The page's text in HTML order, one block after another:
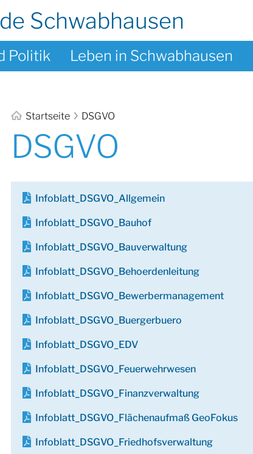
Schwabhausen
Politik Leben in Schwabhausen
Startseite DSGVO
DSGVO
Infoblatt_DSGVO_Allgemein
Infoblatt_DSGVO_Bauhof
Infoblatt_DSGVO_Bauverwaltung
Infoblatt_DSGVO_Behoerdenleitung
Infoblatt_DSGVO_Bewerbermanagement
Infoblatt_DSGVO_Buergerbuero
Infoblatt_DSGVO_EDV
Infoblatt_DSGVO_Feuerwehrwesen
Infoblatt_DSGVO_Finanzverwaltung
Infoblatt_DSGVO_Flächenaufmaß GeoFokus
Infoblatt_DSGVO_Friedhofsverwaltung